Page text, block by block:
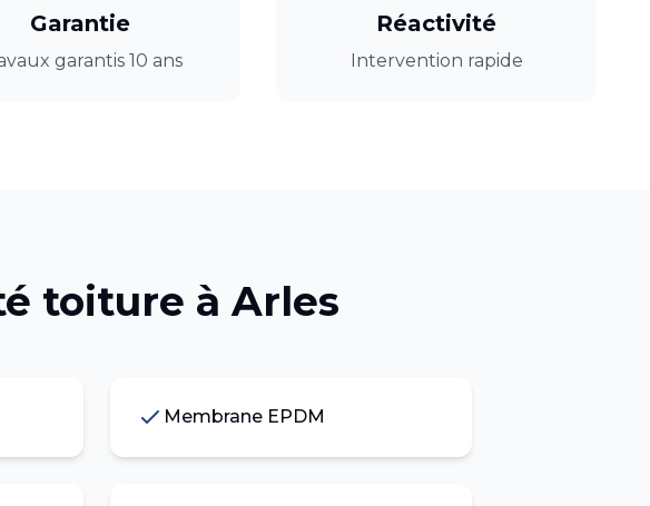
Garantie
garantis 10 ans
Réactivité
Intervention rapide
toiture àArles
Membrane EPDM